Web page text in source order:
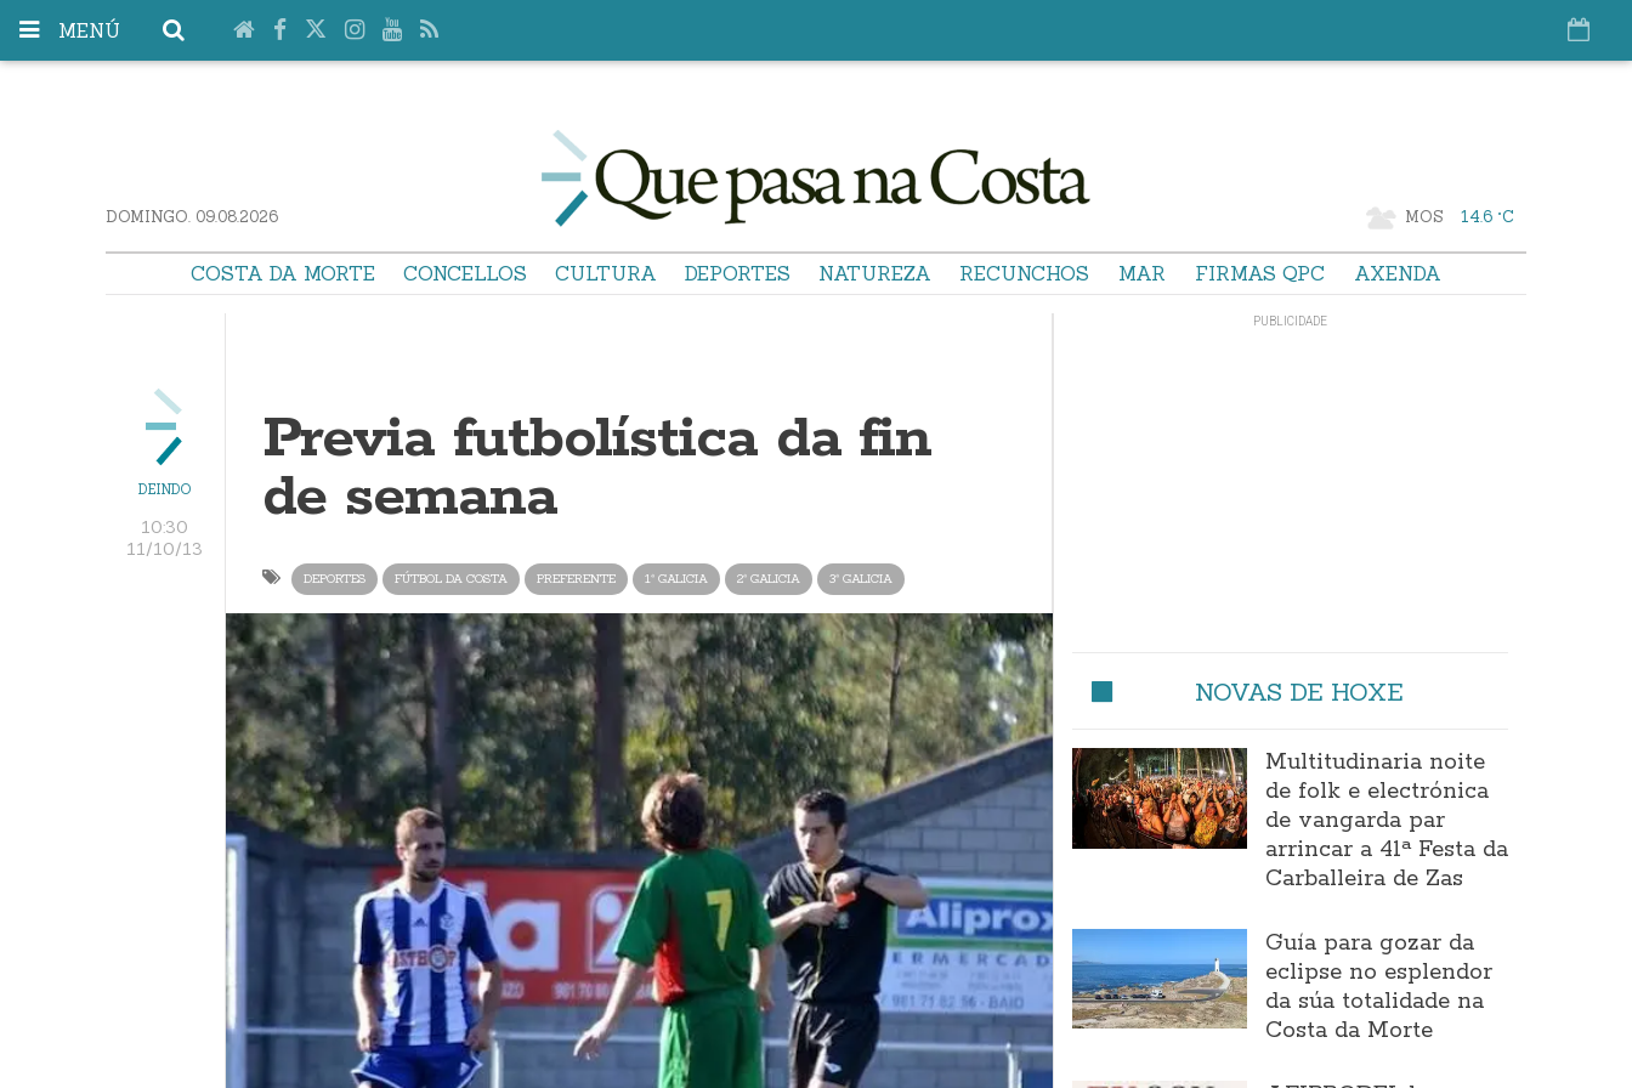
MENÚ
DOMINGO. 09.08.2026 MOS 14.6 °C
COSTA DA MORTE CONCELLOS CULTURA DEPORTES NATUREZA RECUNCHOS MAR FIRMAS QPC AXENDA
DEINDO
10:30
11/10/13
Previa futbolística da fin
de semana
DEPORTES FÚTBOL DA COSTA PREFERENTE 1ª GALICIA 2ª GALICIA 3ª GALICIA
NOVAS DE HOXE
Multitudinaria noite
de folk e electrónica
de vangarda par
arrincar a 41ª Festa da
Carballeira de Zas
Guía para gozar da
eclipse no esplendor
da súa totalidade na
Costa da Morte